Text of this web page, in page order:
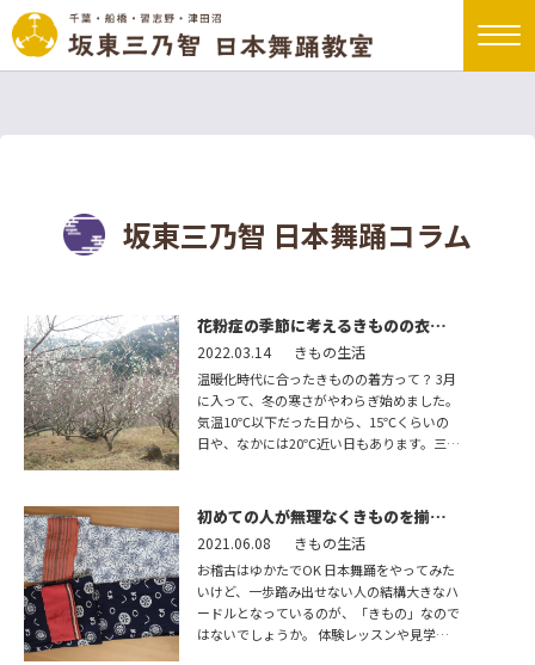
坂東三乃智 日本舞踊コラム
花粉症の季節に考えるきものの衣替
え
2022.03.14 きもの生活
温暖化時代に合ったきものの着方って？ 3月
に入って、冬の寒さがやわらぎ始めました。
気温10℃以下だった日から、15℃くらいの
日や、なかには20℃近い日もあります。三寒
初めての人が無理なくきものを揃え
る方法
2021.06.08 きもの生活
お稽古はゆかたでOK 日本舞踊をやってみた
いけど、一歩踏み出せない人の結構大きなハ
ードルとなっているのが、「きもの」なので
はないでしょうか。 体験レッスンや見学に